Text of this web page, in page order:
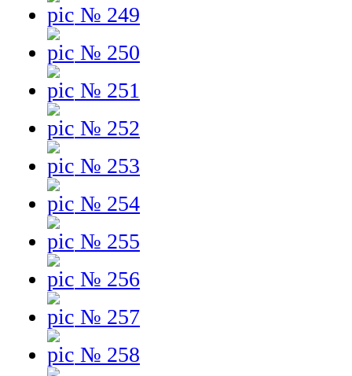
№ 249
№ 250
№ 251
№ 252
№ 253
№ 254
№ 255
№ 256
№ 257
№ 258